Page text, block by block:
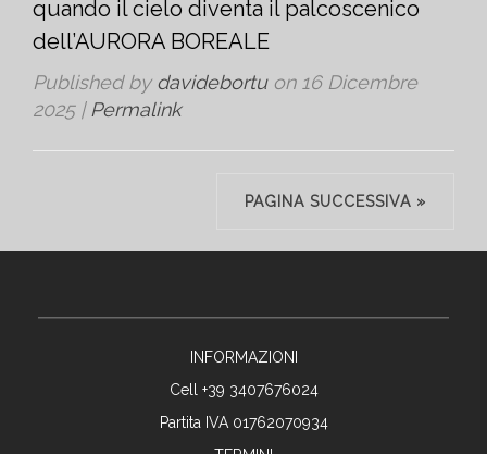
quando il cielo diventa il palcoscenico
dell’AURORA BOREALE
Published by davidebortuon 16 Dicembre
2025| Permalink
PAGINA SUCCESSIVA »
INFORMAZIONI
Cell +39 3407676024
Partita IVA 01762070934